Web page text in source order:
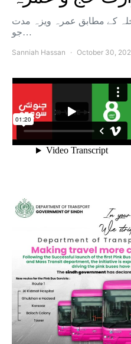
کے مطابق عمرہ ویزہ مدت
جو…
Sanniah Hassan October 30,